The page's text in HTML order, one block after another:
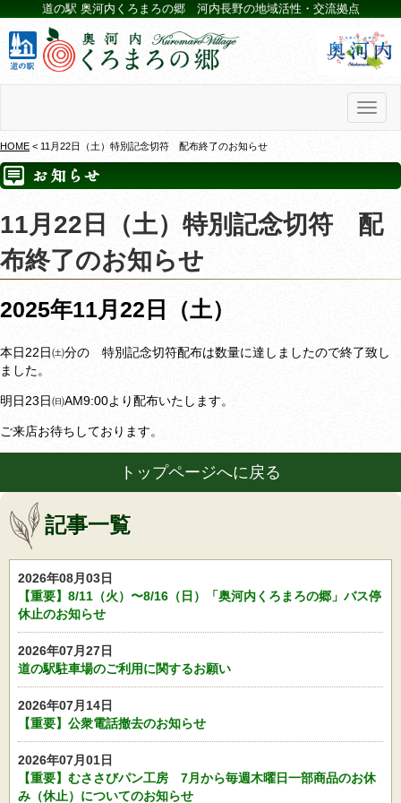
道の駅 奥河内くろまろの郷 河内長野の地域活性・交流拠点
HOME < 11月22日（土）特別記念切符 配布終了のお知らせ
11月22日（土）特別記念切符 配
布終了のお知らせ
2025年11月22日（土）
本日22日㈯分の 特別記念切符配布は数量に達しましたので終了致し
ました。
明日23日㈰AM9:00より配布いたします。
ご来店お待ちしております。
トップページへに戻る
記事一覧
2026年08月03日
【重要】8/11（火）〜8/16（日）「奥河内くろまろの郷」バス停
休止のお知らせ
2026年07月27日
道の駅駐車場のご利用に関するお願い
2026年07月14日
【重要】公衆電話撤去のお知らせ
2026年07月01日
【重要】むささびパン工房 7月から毎週木曜日一部商品のお休
み（休止）についてのお知らせ